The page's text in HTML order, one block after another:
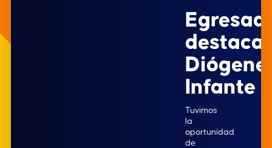
Infante
Tuvimos
la
oportunidad
de